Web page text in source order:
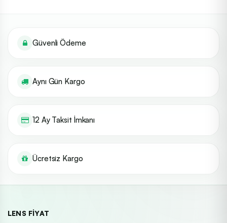
Güvenli Ödeme
Aynı Gün Kargo
12 Ay Taksit İmkanı
Ücretsiz Kargo
LENS FIYAT